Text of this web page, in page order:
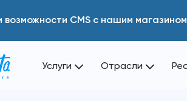
возможности CMS с нашим
Услуги Отрасли